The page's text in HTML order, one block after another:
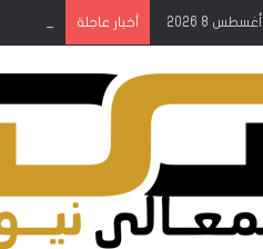
8 2026 أخبار عاجلة